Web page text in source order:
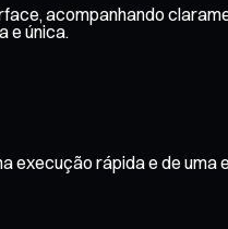
acompanhando
e única.
execução rápida e de